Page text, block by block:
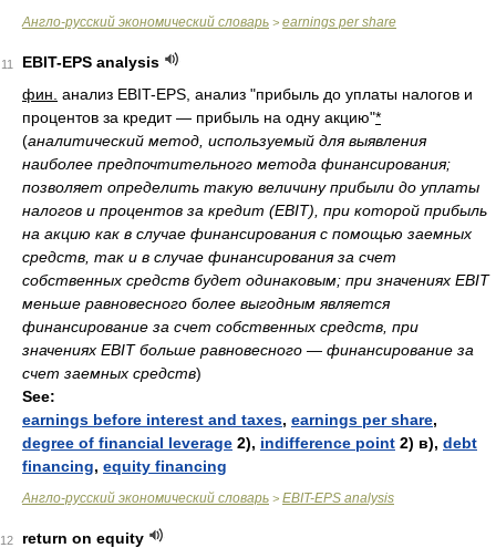
Англо-русский экономический словарь > earnings per share
11
EBIT-EPS analysis
фин. анализ EBIT-EPS, анализ "прибыль до уплаты налогов и
процентов за кредит — прибыль на одну акцию"*
(аналитический метод, используемый для выявления
наиболее предпочтительного метода финансирования;
позволяет определить такую величину прибыли до уплаты
налогов и процентов за кредит (EBIT), при которой прибыль
на акцию как в случае финансирования с помощью заемных
средств, так и в случае финансирования за счет
собственных средств будет одинаковым; при значениях EBIT
меньше равновесного более выгодным является
финансирование за счет собственных средств, при
значениях EBIT больше равновесного — финансирование за
счет заемных средств)
See:
earnings before interest and taxes, earnings per share,
degree of financial leverage 2), indifference point 2) в), debt
financing, equity financing
Англо-русский экономический словарь > EBIT-EPS analysis
12
return on equity